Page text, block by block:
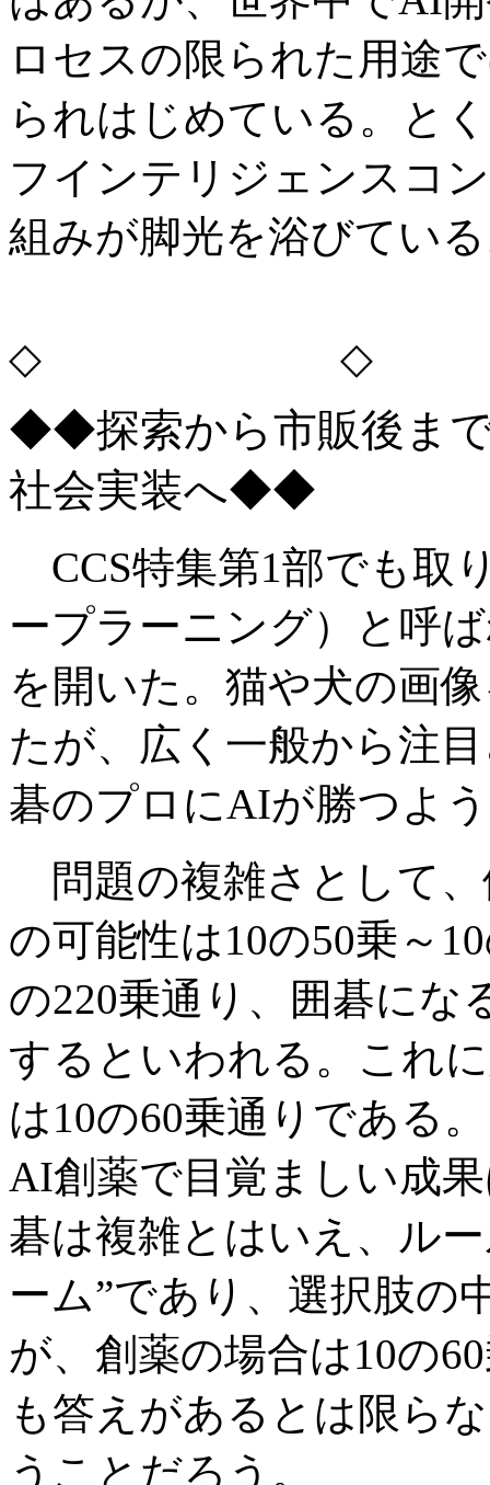
ロセスの限られた用途
られはじめている。と
フインテリジェンスコ
組みが脚光を浴びてい
◇ ◇
◆◆探索から市販後まで
社会実装へ◆◆
CCS特集第1部でも取
ープラーニング）と呼
を開いた。猫や犬の画
たが、広く一般から注
碁のプロにAIが勝つよ
問題の複雑さとして
の可能性は10の50乗～
の220乗通り、囲碁にな
するといわれる。これ
は10の60乗通りである
AI創薬で目覚ましい成
碁は複雑とはいえ、ル
ーム”であり、選択肢の
が、創薬の場合は10の
も答えがあるとは限ら
うことだろう。